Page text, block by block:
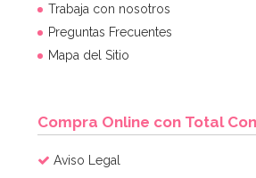
AÑADIR
Trabaja con nosotros
Preguntas Frecuentes
Mapa del Sitio
Compra Online con Total
Aviso Legal